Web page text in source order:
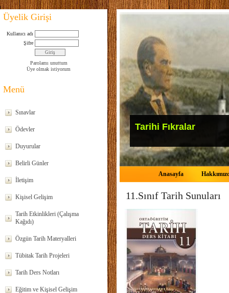
Üyelik Girişi
Kullanıcı adı
Şifre
Parolamı unuttum
Üye olmak istiyorum
Menü
Sınavlar
Ödevler
Duyurular
Belirli Günler
İletişim
Kişisel Gelişim
Tarih Etkinlikleri (Çalışma
Kağıdı)
Özgün Tarih Materyalleri
Tübitak Tarih Projeleri
Tarih Ders Notları
Eğitim ve Kişisel Gelişim
Tarihi Fıkralar
Anasayfa
11.Sınıf Tarih Sunuları